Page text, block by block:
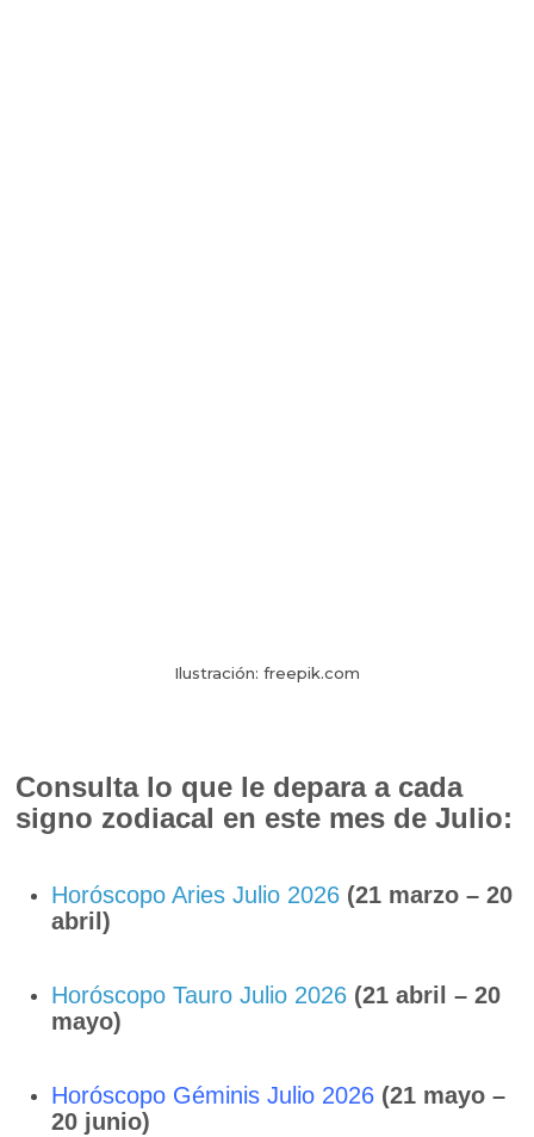
Ilustración: freepik.com
Consulta lo que le depara a cada
signo zodiacal en este mes de Julio:
Horóscopo Aries Julio 2026 (21 marzo – 20
abril)
Horóscopo Tauro Julio 2026 (21 abril – 20
mayo)
Horóscopo Géminis Julio 2026 (21 mayo –
20 junio)